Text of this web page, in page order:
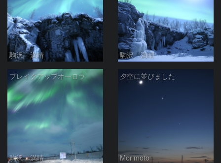
駒沢 満晴 駒沢 満晴
ブレイクアップオーロラ
駒沢 満晴
夕空に並びました
Morimoto